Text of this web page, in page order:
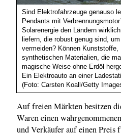
Sind Elektrofahrzeuge genauso
Pendants mit
Solarenergie den Ländern
liefern, die robust genug sind,
vermeiden? Können
synthetischen Materialien, die
magische Weise ohne Erdöl
Ein Elektroauto an einer
(Foto: Carsten Koall/Getty
Auf freien Märkten besitzen
Waren einen
und Verkäufer auf einen Preis